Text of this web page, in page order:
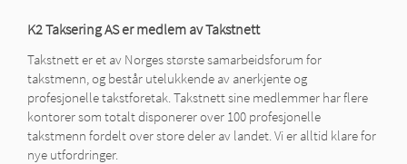
K2 Taksering AS er medlem av Takstnett
Takstnett er et av Norges største samarbeidsforum for
takstmenn, og består utelukkende av anerkjente og
profesjonelle takstforetak. Takstnett sine medlemmer har flere
kontorer som totalt disponerer over 100 profesjonelle
takstmenn fordelt over store deler av landet. Vi er alltid klare for
nye utfordringer.